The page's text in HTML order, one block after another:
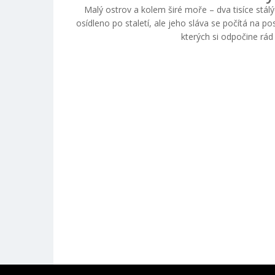
Malý ostrov a kolem širé moře – dva tisíce
osídleno po staletí, ale jeho sláva se počítá na
kterých si odpočine